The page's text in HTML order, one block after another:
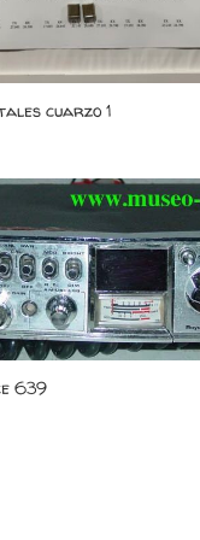
cuarzo 1
639